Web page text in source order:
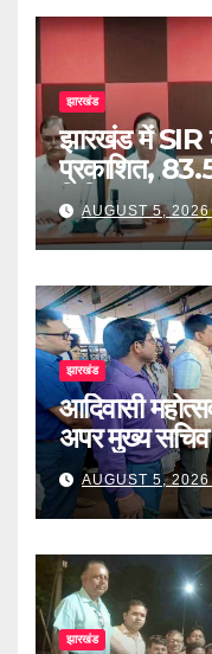
झारखंड
झारखंड में SIR
प्रकाशित,
डिजिटाइज
AUGUST 5,
झारखंड
आदिवासी
अपर मुख्य सचिव
AUGUST 5,
झारखंड